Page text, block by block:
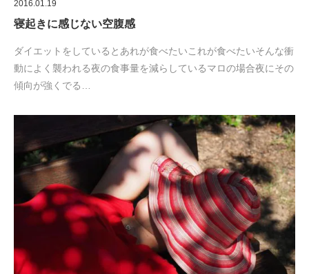
2016.01.19
寝起きに感じない空腹感
ダイエットをしているとあれが食べたいこれが食べたいそんな衝
動によく襲われる夜の食事量を減らしているマロの場合夜にその
傾向が強くでる…